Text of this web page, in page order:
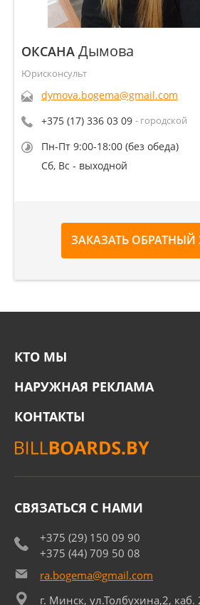
ОКСАНА Дымова
Юрисконсульт
dymova.bogema@gmail.com
+375 (17) 336 03 09 - городской
Пн-Пт 9:00-18:00 (без обеда)
Сб, Вс - выходной
ЗАКАЗАТЬ
КТО МЫ
НАРУЖНАЯ РЕКЛАМА
КОНТАКТЫ
СВЯЗАТЬСЯ С НАМИ
+375 (29) 150 09 90
+375 (44) 709 50 08
ra.bogema@gmail.com
г. Минск, ул.Толбухина,2, каб.